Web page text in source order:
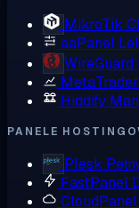
MikroTik
aaPanel
WireGuard
Hiddify
PANELE
Plesk
FastPanel
CloudPanel